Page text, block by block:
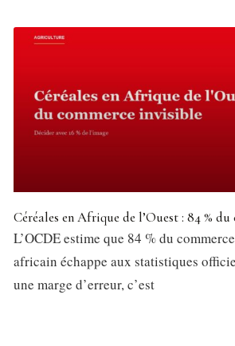
Céréales en Afrique de l’Ouest : 84 %
L’OCDE estime que 84 % du
africain échappe aux statistiques
une marge d’erreur, c’est